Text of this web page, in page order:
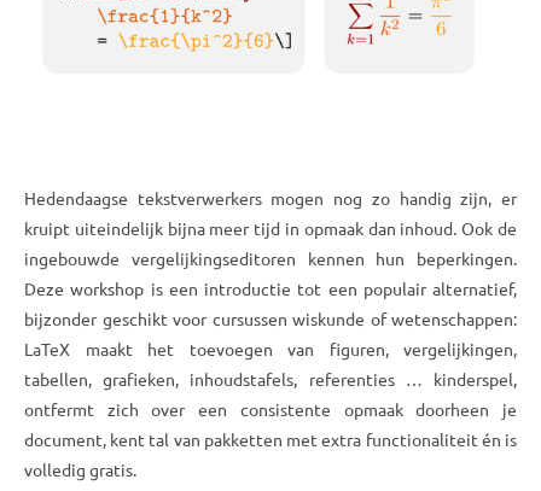
Hedendaagse tekstverwerkers mogen nog zo handig zijn, er
kruipt uiteindelijk bijna meer tijd in opmaak dan inhoud. Ook de
ingebouwde vergelijkingseditoren kennen hun beperkingen.
Deze workshop is een introductie tot een populair alternatief,
bijzonder geschikt voor cursussen wiskunde of wetenschappen:
LaTeX maakt het toevoegen van figuren, vergelijkingen,
tabellen, grafieken, inhoudstafels, referenties … kinderspel,
ontfermt zich over een consistente opmaak doorheen je
document, kent tal van pakketten met extra functionaliteit én is
volledig gratis.